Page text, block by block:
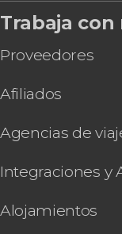
Trabaja
Proveedores
Afiliados
Agencias de
Integraciones y
Alojamientos